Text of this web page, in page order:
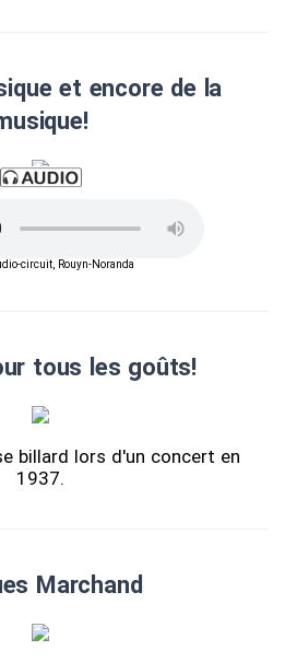
et encore de la
circuit, Rouyn-Noranda
tous les goûts!
billard lors d'un concert en
1937.
Marchand